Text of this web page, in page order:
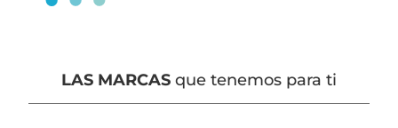
LAS MARCAS que tenemos para ti